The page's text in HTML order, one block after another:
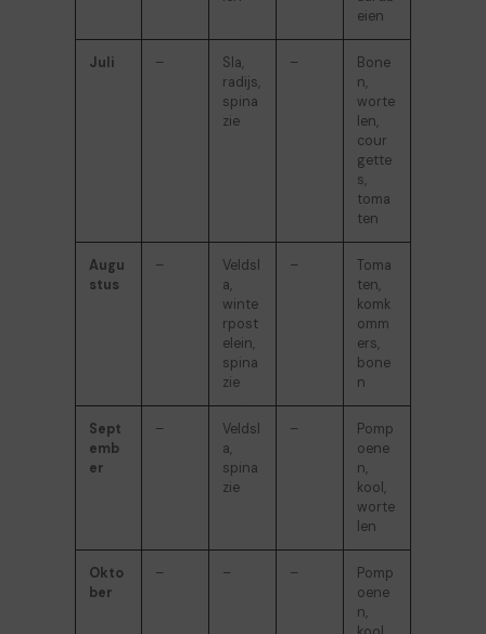
eien
Juli –
Sla,
radijs,
spina
zie
–
Bone
n,
worte
len,
cour
gette
s,
toma
ten
Augu
stus
–
Veldsl
a,
winte
rpost
elein,
spina
zie
–
Toma
ten,
komk
omm
ers,
bone
n
Sept
emb
er
–
Veldsl
a,
spina
zie
–
Pomp
oene
n,
kool,
worte
len
Okto
ber
– – –
Pomp
oene
n,